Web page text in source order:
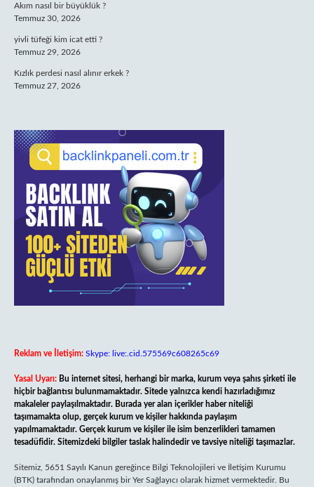
Akım nasıl bir büyüklük ?
Temmuz 30, 2026
yivli tüfeği kim icat etti ?
Temmuz 29, 2026
Kızlık perdesi nasıl alınır erkek ?
Temmuz 27, 2026
Reklam ve İletişim: Skype: live:.cid.575569c608265c69
Yasal Uyarı: Bu internet sitesi, herhangi bir marka, kurum veya şahıs şirketi ile
hiçbir bağlantısı bulunmamaktadır. Sitede yalnızca kendi hazırladığımız
makaleler paylaşılmaktadır. Burada yer alan içerikler haber niteliği
taşımamakta olup, gerçek kurum ve kişiler hakkında paylaşım
yapılmamaktadır. Gerçek kurum ve kişiler ile isim benzerlikleri tamamen
tesadüfidir. Sitemizdeki bilgiler taslak halindedir ve tavsiye niteliği taşımazlar.
Sitemiz, 5651 Sayılı Kanun gereğince Bilgi Teknolojileri ve İletişim Kurumu
(BTK) tarafından onaylanmış bir Yer Sağlayıcı olarak hizmet vermektedir. Bu